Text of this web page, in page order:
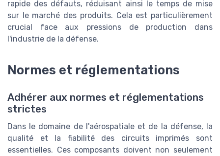
rapide des défauts, réduisant ainsi le temps de mise
sur le marché des produits. Cela est particulièrement
crucial face aux pressions de production dans
l'industrie de la défense.
Normes et réglementations
Adhérer aux normes et réglementations
strictes
Dans le domaine de l'aérospatiale et de la défense, la
qualité et la fiabilité des circuits imprimés sont
essentielles. Ces composants doivent non seulement